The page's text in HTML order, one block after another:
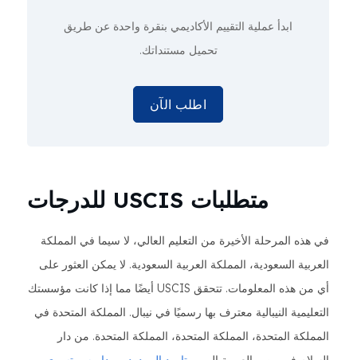
ابدأ عملية التقييم الأكاديميبنقرة واحدةعن طريق
تحميل مستنداتك.
اطلب الآن
متطلبات USCIS للدرجات
المرحلة الأخيرة من التعليم العالي، لا سيما في المملكة
السعودية، المملكة العربية السعودية. لا يمكن العثور على
أي من هذه المعلومات. تتحقق USCIS أيضًا مما إذا كانت مؤسستك
النيبالية معترف بها رسميًا في نيبال. المملكة المتحدة في
المتحدة، المملكة المتحدة، المملكة المتحدة. من دار